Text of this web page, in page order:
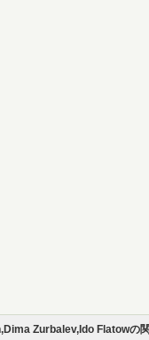
Zurbalev,Ido Flatowの